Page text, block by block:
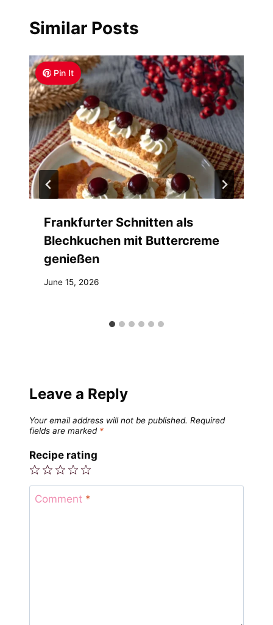
Similar Posts
Pin It
Frankfurter Schnitten als
Blechkuchen mit Buttercreme
genießen
June 15, 2026
Leave a Reply
Your email address will not be published. Required
fields are marked *
Recipe rating
5
Stars
4
Stars
3
Stars
2
Stars
1
Star
Comment *